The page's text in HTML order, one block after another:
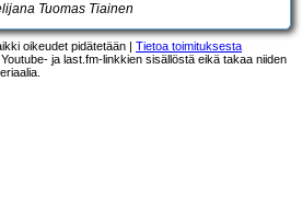
Tuomas Tiainen
oikeudet pidätetään | Tietoa toimituksesta
ja last.fm-linkkien sisällöstä eikä takaa niiden